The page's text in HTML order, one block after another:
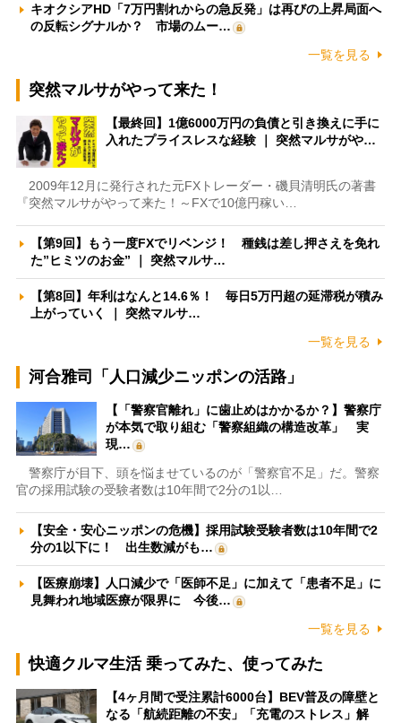
キオクシアHD「7万円割れからの急反発」は再びの上昇局面へ
の反転シグナルか？ 市場のムー…
一覧を見る
突然マルサがやって来た！
【最終回】1億6000万円の負債と引き換えに手に
入れたプライスレスな経験 ｜ 突然マルサがや…
2009年12月に発行された元FXトレーダー・磯貝清明氏の著書
『突然マルサがやって来た！～FXで10億円稼い…
【第9回】もう一度FXでリベンジ！ 種銭は差し押さえを免れ
た”ヒミツのお金” ｜ 突然マルサ…
【第8回】年利はなんと14.6％！ 毎日5万円超の延滞税が積み
上がっていく ｜ 突然マルサ…
一覧を見る
河合雅司「人口減少ニッポンの活路」
【「警察官離れ」に歯止めはかかるか？】警察庁
が本気で取り組む「警察組織の構造改革」 実
現…
警察庁が目下、頭を悩ませているのが「警察官不足」だ。警察
官の採用試験の受験者数は10年間で2分の1以…
【安全・安心ニッポンの危機】採用試験受験者数は10年間で2
分の1以下に！ 出生数減がも…
【医療崩壊】人口減少で「医師不足」に加えて「患者不足」に
見舞われ地域医療が限界に 今後…
一覧を見る
快適クルマ生活 乗ってみた、使ってみた
【4ヶ月間で受注累計6000台】BEV普及の障壁と
なる「航続距離の不安」「充電のストレス」解